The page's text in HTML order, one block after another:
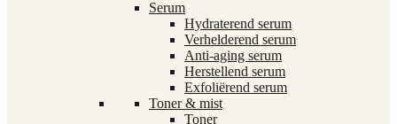
Serum
Hydraterend serum
Verhelderend serum
Anti-aging serum
Herstellend serum
Exfoliërend serum
Toner & mist
Toner